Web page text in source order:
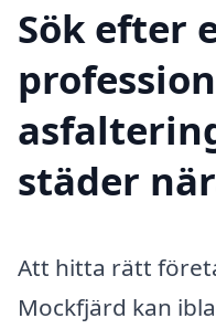
Sök efter
städer
Att hitta rätt
Mockfjärd kan